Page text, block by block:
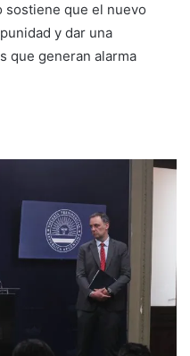
sostiene que el nuevo
y dar una
que generan alarma